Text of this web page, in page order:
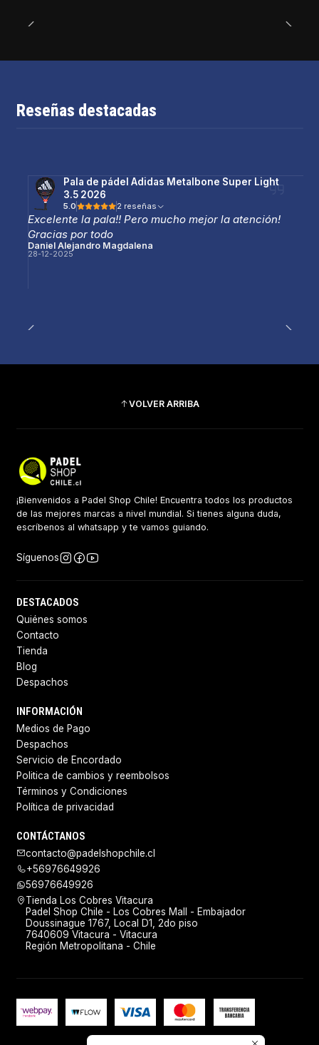
Reseñas destacadas
Pala de pádel Adidas Metalbone Super Light
3.5 2026
5.0 2 reseñas
Excelente la pala!! Pero mucho mejor la atención!
Gracias por todo
Daniel Alejandro Magdalena
28-12-2025
VOLVER ARRIBA
¡Bienvenidos a Padel Shop Chile! Encuentra todos los productos
de las mejores marcas a nivel mundial. Si tienes alguna duda,
escríbenos al whatsapp y te vamos guiando.
Síguenos
DESTACADOS
Quiénes somos
Contacto
Tienda
Blog
Despachos
INFORMACIÓN
Medios de Pago
Despachos
Servicio de Encordado
Politica de cambios y reembolsos
Términos y Condiciones
Política de privacidad
CONTÁCTANOS
contacto@padelshopchile.cl
+56976649926
56976649926
Tienda Los Cobres Vitacura
Padel Shop Chile - Los Cobres Mall - Embajador
Doussinague 1767, Local D1, 2do piso
7640609 Vitacura - Vitacura
Región Metropolitana - Chile